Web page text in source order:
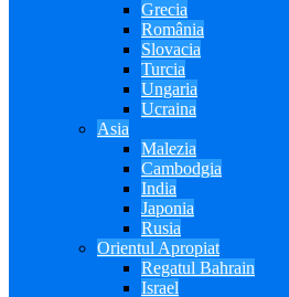
Grecia
România
Slovacia
Turcia
Ungaria
Ucraina
Asia
Malezia
Cambodgia
India
Japonia
Rusia
Orientul Apropiat
Regatul Bahrain
Israel